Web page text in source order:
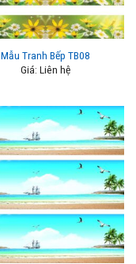
Mẫu Tranh Bếp TB08
Giá: Liên hệ